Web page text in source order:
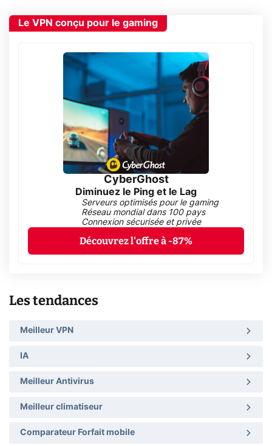
Le VPN conçu pour le gaming
CyberGhost
Diminuez le Ping et le Lag
Serveurs optimisés pour le gaming
Réseau mondial dans 100 pays
Connexion sécurisée et privée
Découvrez l'offre à -87%
Les tendances
Meilleur VPN
IA
Meilleur Antivirus
Meilleur climatiseur
Comparateur Forfait mobile